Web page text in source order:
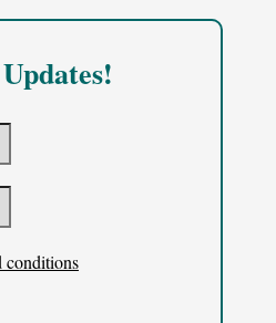
conditions